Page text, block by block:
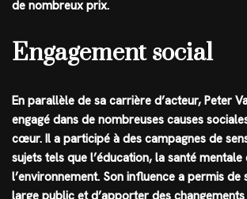
de nombreux prix.
Engagement social
En parallèle de sa carrière d’acteur, Peter
engagé dans de nombreuses causes
cœur. Il a participé à des campagnes de
sujets tels que l’éducation, la santé mentale
l’environnement. Son influence a permis de
large public et d’apporter des